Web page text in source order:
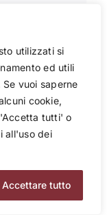
utilizzati si
ed utili
vuoi saperne
cookie,
tutti' o
all'uso dei
Accettare tutto
Piano Valditara
per le lingue
all’estero: cosa
dirigenti e
docenti